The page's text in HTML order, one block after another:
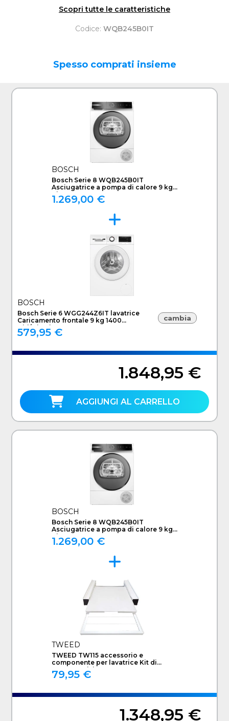
Scopri tutte le caratteristiche
Codice: WQB245B0IT
Spesso comprati insieme
BOSCH
Bosch Serie 8 WQB245B0IT
Asciugatrice a pompa di calore 9 kg
Bianco
1.269,00 €
BOSCH
Bosch Serie 6 WGG244Z6IT lavatrice
Caricamento frontale 9 kg 1400
Giri/min Bianco
579,95 €
cambia
1.848,95 €
AGGIUNGI AL CARRELLO
BOSCH
Bosch Serie 8 WQB245B0IT
Asciugatrice a pompa di calore 9 kg
Bianco
1.269,00 €
TWEED
TWEED TW115 accessorio e
componente per lavatrice Kit di
sovrapposizione
79,95 €
1.348,95 €